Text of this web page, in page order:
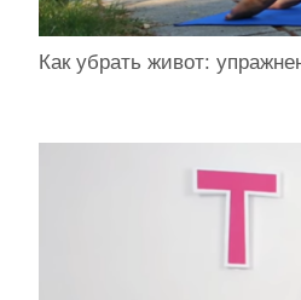
Как убрать живот: